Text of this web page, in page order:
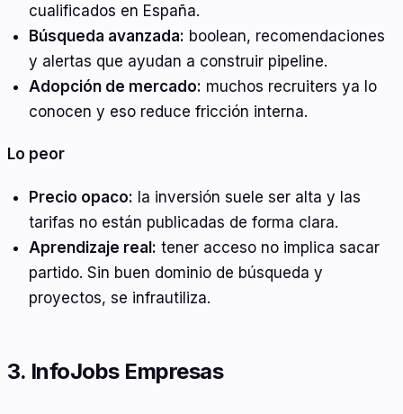
cualificados en España.
Búsqueda avanzada: boolean, recomendaciones
y alertas que ayudan a construir pipeline.
Adopción de mercado: muchos recruiters ya lo
conocen y eso reduce fricción interna.
Lo peor
Precio opaco: la inversión suele ser alta y las
tarifas no están publicadas de forma clara.
Aprendizaje real: tener acceso no implica sacar
partido. Sin buen dominio de búsqueda y
proyectos, se infrautiliza.
3. InfoJobs Empresas